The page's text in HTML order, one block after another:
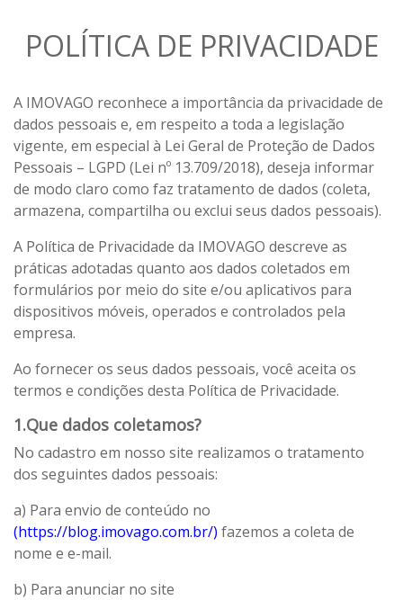
POLÍTICA DE PRIVACIDADE
A IMOVAGO reconhece a importância da privacidade de
dados pessoais e, em respeito a toda a legislação
vigente, em especial à Lei Geral de Proteção de Dados
Pessoais – LGPD (Lei nº 13.709/2018), deseja informar
de modo claro como faz tratamento de dados (coleta,
armazena, compartilha ou exclui seus dados pessoais).
A Política de Privacidade da IMOVAGO descreve as
práticas adotadas quanto aos dados coletados em
formulários por meio do site e/ou aplicativos para
dispositivos móveis, operados e controlados pela
empresa.
Ao fornecer os seus dados pessoais, você aceita os
termos e condições desta Política de Privacidade.
1.Que dados coletamos?
No cadastro em nosso site realizamos o tratamento
dos seguintes dados pessoais:
a) Para envio de conteúdo no
(https://blog.imovago.com.br/) fazemos a coleta de
nome e e-mail.
b) Para anunciar no site